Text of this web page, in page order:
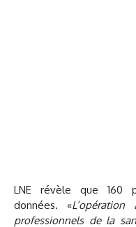
LNE
révèle que 160
données. «
professionnels de la